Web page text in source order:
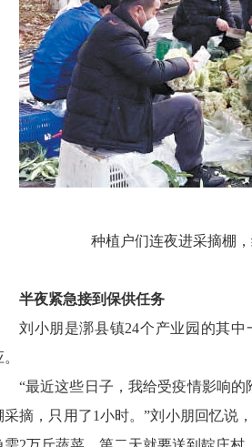
种植户们连夜进采摘棚
半夜紧急接到保供任务
刘小朋是漷县镇24个产业园的其
“最近这些日子，我给受疫情影响
采摘，只用了1小时。”刘小朋回忆说